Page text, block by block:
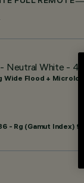
Neutral White -
Wide Flood +
- Rg (Gamut Index) 95